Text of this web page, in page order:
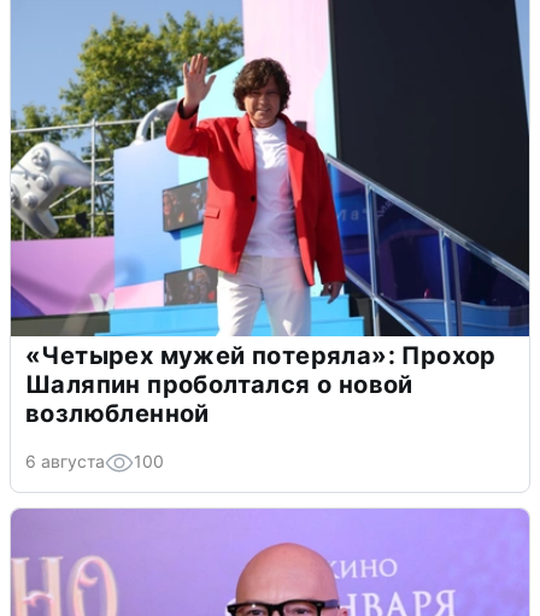
«Четырех мужей потеряла»: Прохор
Шаляпин проболтался о новой
возлюбленной
6 августа 100